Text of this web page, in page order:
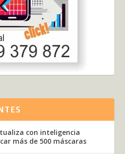
con inteligencia
más de 500 máscaras